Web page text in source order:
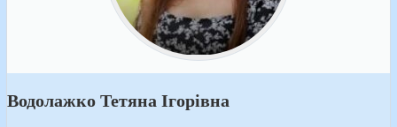
Водолажко Тетяна Ігорівна